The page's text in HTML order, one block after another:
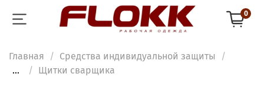
0
Главная
Средства индивидуальной защиты
...
Щитки сварщика